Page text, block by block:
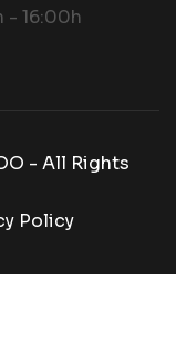
- 16:00h
- All Rights
Policy